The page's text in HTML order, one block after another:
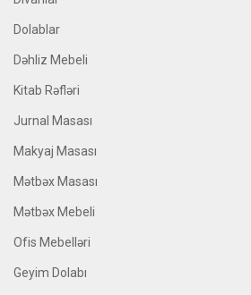
Dolablar
Dəhliz Mebeli
Kitab Rəfləri
Jurnal Masası
Makyaj Masası
Mətbəx Masası
Mətbəx Mebeli
Ofis Mebelləri
Geyim Dolabı